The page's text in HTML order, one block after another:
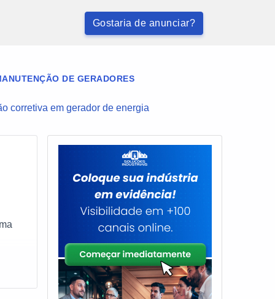
Gostaria de anunciar?
DE GERADORES
corretiva em gerador de energia